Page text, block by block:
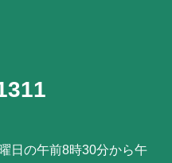
日の午前8時30分から午